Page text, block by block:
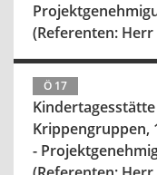
(Referenten:
Ö 17
Krippengruppen,
-